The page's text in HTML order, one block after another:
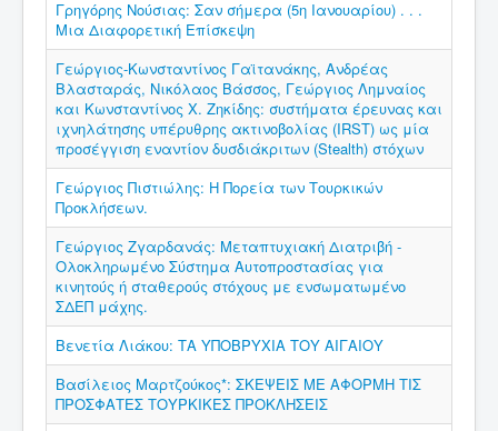
Γρηγόρης Νούσιας: Σαν σήμερα (5η Ιανουαρίου) . . .
Μια Διαφορετική Επίσκεψη
Γεώργιος-Κωνσταντίνος Γαϊτανάκης, Ανδρέας
Βλασταράς, Νικόλαος Βάσσος, Γεώργιος Λημναίος
και Κωνσταντίνος Χ. Ζηκίδης: συστήματα έρευνας και
ιχνηλάτησης υπέρυθρης ακτινοβολίας (IRST) ως μία
προσέγγιση εναντίον δυσδιάκριτων (Stealth) στόχων
Γεώργιος Πιστιώλης: Η Πορεία των Τουρκικών
Προκλήσεων.
Γεώργιος Ζγαρδανάς: Μεταπτυχιακή Διατριβή -
Ολοκληρωμένο Σύστημα Αυτοπροστασίας για
κινητούς ή σταθερούς στόχους με ενσωματωμένο
ΣΔΕΠ μάχης.
Βενετία Λιάκου: ΤΑ ΥΠΟΒΡΥΧΙΑ ΤΟΥ ΑΙΓΑΙΟΥ
Βασίλειος Μαρτζούκος*: ΣΚΕΨΕΙΣ ΜΕ ΑΦΟΡΜΗ ΤΙΣ
ΠΡΟΣΦΑΤΕΣ ΤΟΥΡΚΙΚΕΣ ΠΡΟΚΛΗΣΕΙΣ